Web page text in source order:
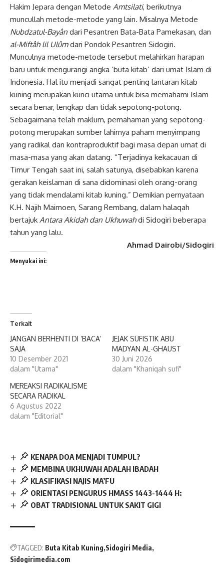
Hakim Jepara dengan Metode Amtsilati, berikutnya
muncullah metode-metode yang lain. Misalnya Metode
Nubdzatul-Bayân dari Pesantren Bata-Bata Pamekasan, dan
al-Miftâh lil Ulûmdari Pondok Pesantren Sidogiri.
Munculnya metode-metode tersebut melahirkan harapan
baru untuk mengurangi angka ‘buta kitab’ dari umat Islam di
Indonesia. Hal itu menjadi sangat penting lantaran kitab
kuning merupakan kunci utama untuk bisa memahami Islam
secara benar, lengkap dan tidak sepotong-potong.
Sebagaimana telah maklum, pemahaman yang sepotong-
potong merupakan sumber lahirnya paham menyimpang
yang radikal dan kontraproduktif bagi masa depan umat di
masa-masa yang akan datang. “Terjadinya kekacauan di
Timur Tengah saat ini, salah satunya, disebabkan karena
gerakan keislaman di sana didominasi oleh orang-orang
yang tidak mendalami kitab kuning.” Demikian pernyataan
K.H. Najih Maimoen, Sarang Rembang, dalam halaqah
bertajuk Antara Akidah dan Ukhuwahdi Sidogiri beberapa
tahun yang lalu.
Ahmad Dairobi/Sidogiri
Menyukai ini:
Terkait
JANGAN BERHENTI DI ‘BACA’
SAJA
10 Desember 2021
dalam "Utama"
JEJAK SUFISTIK ABU
MADYAN AL-GHAUST
30 Juni 2026
dalam "Khaniqah sufi"
MEREAKSI RADIKALISME
SECARA RADIKAL
6 Agustus 2022
dalam "Editorial"
KENAPA DOA MENJADI TUMPUL?
MEMBINA UKHUWAH ADALAH IBADAH
KLASIFIKASI NAJIS MA’FU
ORIENTASI PENGURUS HMASS 1443-1444 H:
OBAT TRADISIONAL UNTUK SAKIT GIGI
TAGGED: Buta Kitab Kuning Sidogiri Media
Sidogirimedia.com